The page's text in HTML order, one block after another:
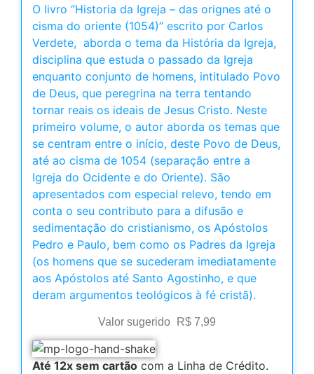
O livro “Historia da Igreja – das orignes até o
cisma do oriente (1054)” escrito por Carlos
Verdete, aborda o tema da História da Igreja,
disciplina que estuda o passado da Igreja
enquanto conjunto de homens, intitulado Povo
de Deus, que peregrina na terra tentando
tornar reais os ideais de Jesus Cristo. Neste
primeiro volume, o autor aborda os temas que
se centram entre o início, deste Povo de Deus,
até ao cisma de 1054 (separação entre a
Igreja do Ocidente e do Oriente). São
apresentados com especial relevo, tendo em
conta o seu contributo para a difusão e
sedimentação do cristianismo, os Apóstolos
Pedro e Paulo, bem como os Padres da Igreja
(os homens que se sucederam imediatamente
aos Apóstolos até Santo Agostinho, e que
deram argumentos teológicos à fé cristã).
Valor sugerido R$ 7,99
Até 12x sem cartão com a Linha de Crédito.